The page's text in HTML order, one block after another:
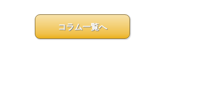
コラム一覧へ